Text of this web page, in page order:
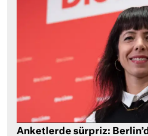
Anketlerde sürpriz: